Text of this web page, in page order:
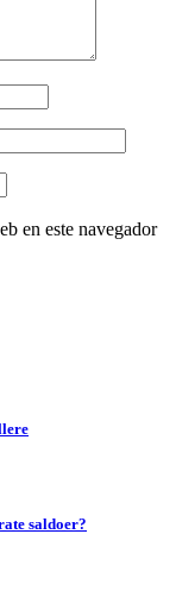
en este navegador
saldoer?